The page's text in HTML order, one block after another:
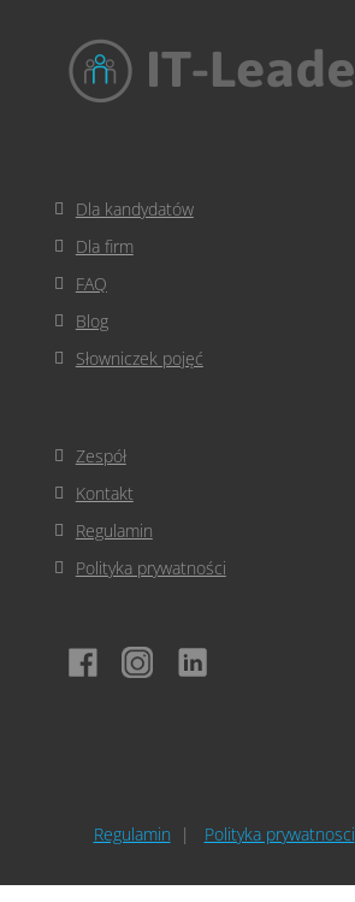
Dla kandydatów
Dla firm
FAQ
Blog
Słowniczek pojęć
Zespół
Kontakt
Regulamin
Polityka prywatności
Regulamin Polityka prywatnosci